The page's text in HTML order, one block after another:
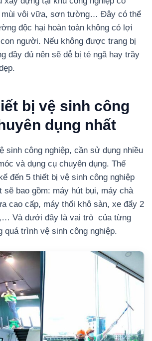
mùi vôi vữa, sơn tường… Đây có thể
độc hại hoàn toàn không có lợi
người. Nếu không được trang bị
đầy đủ nên sẽ dễ bị té ngã hay trầy
bị vệ sinh công
dụng nhất
sinh công nghiệp, cần sử dụng nhiều
và dụng cụ chuyên dụng. Thế
đến 5 thiết bị vệ sinh công nghiệp
sẽ bao gồm: máy hút bụi, máy chà
cao cấp, máy thổi khô sàn, xe đẩy 2
Và dưới đây là vai trò của từng
quá trình vệ sinh công nghiệp.